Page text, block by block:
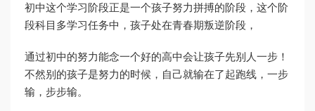
初中这个学习阶段正是一个孩子努力拼搏的阶段，这个阶
段科目多学习任务中，孩子处在青春期叛逆阶段，
通过初中的努力能念一个好的高中会让孩子先别人一步！
不然别的孩子是努力的时候，自己就输在了起跑线，一步
输，步步输。